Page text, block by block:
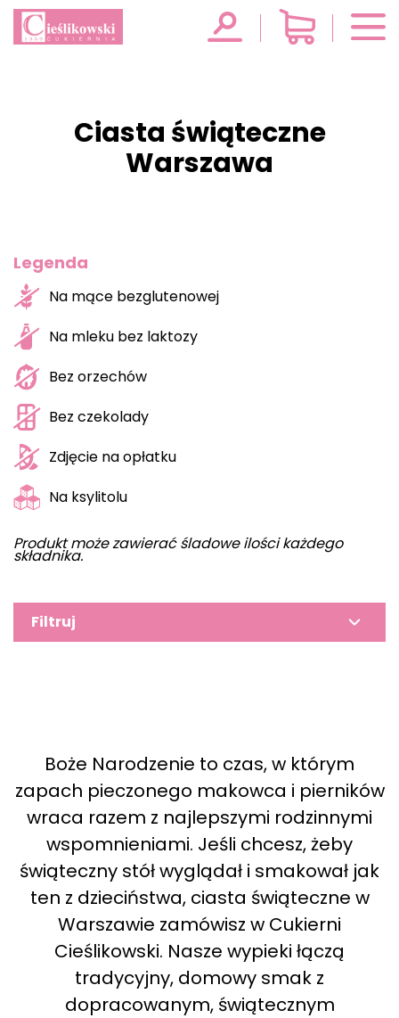
Ciasta świąteczne
Warszawa
Legenda
Na mące bezglutenowej
Na mleku bez laktozy
Bez orzechów
Bez czekolady
Zdjęcie na opłatku
Na ksylitolu
Produkt może zawierać śladowe ilości każdego
składnika.
Filtruj
Boże Narodzenie to czas, w którym
zapach pieczonego makowca i pierników
wraca razem z najlepszymi rodzinnymi
wspomnieniami. Jeśli chcesz, żeby
świąteczny stół wyglądał i smakował jak
ten z dzieciństwa, ciasta świąteczne w
Warszawie zamówisz w Cukierni
Cieślikowski. Nasze wypieki łączą
tradycyjny, domowy smak z
dopracowanym, świątecznym